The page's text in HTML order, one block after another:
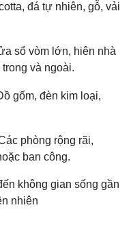
đá tự nhiên, gỗ, vải
sổ vòm lớn, hiên nhà
và ngoài.
gốm, đèn kim loại,
phòng rộng rãi,
ban công.
không gian sống gần
nhiên